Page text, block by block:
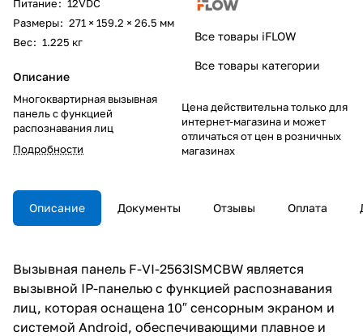
Питание: 12VDC
Размеры: 271 × 159.2 × 26.5 мм
Вес: 1.225 кг
Описание
Многоквартирная вызывная
панель с функцией
распознавания лиц
Подробности
Все товары iFLOW
Все товары категории
Цена действительна только для
интернет-магазина и может
отличаться от цен в розничных
магазинах
Описание Документы Отзывы Оплата
Вызывная панель F-VI-2563ISMCBW является
вызывной IP-панелью с функцией распознавания
лиц, которая оснащена 10″ сенсорным экраном и
системой Android, обеспечивающими плавное и